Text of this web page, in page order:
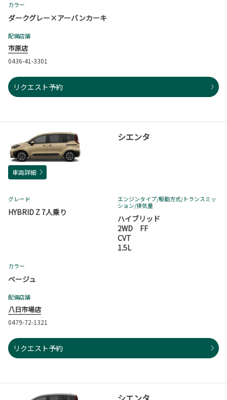
カラー
ダークグレー×アーバンカーキ
配備店舗
市原店
0436-41-3301
リクエスト予約
シエンタ
車両詳細
グレード
HYBRID Z 7人乗り
エンジンタイプ/駆動方式/トランスミッ
ション/排気量
ハイブリッド
2WD FF
CVT
1.5L
カラー
ベージュ
配備店舗
八日市場店
0479-72-1321
リクエスト予約